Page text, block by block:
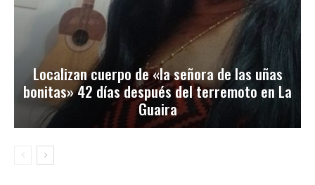
Localizan cuerpo de «la señora de las uñas
bonitas» 42 días después del terremoto en La
Guaira